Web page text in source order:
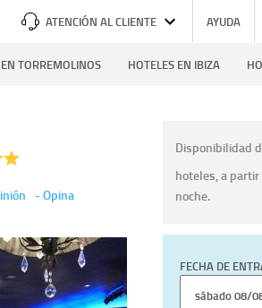
ATENCIÓN AL CLIENTE AYUDA
TORREMOLINOS HOTELES EN IBIZA
-Opina
Disponibilidad
hoteles, a partir
noche.
FECHA DE